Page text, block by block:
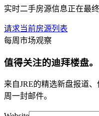
实时二手房源信息正在最终
请求当前房源列表
每周市场观察
值得关注的迪拜楼盘。
来自JRE的精选新盘报道
周一封邮件。